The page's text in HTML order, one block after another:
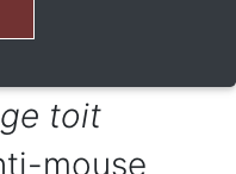
toit
mouse